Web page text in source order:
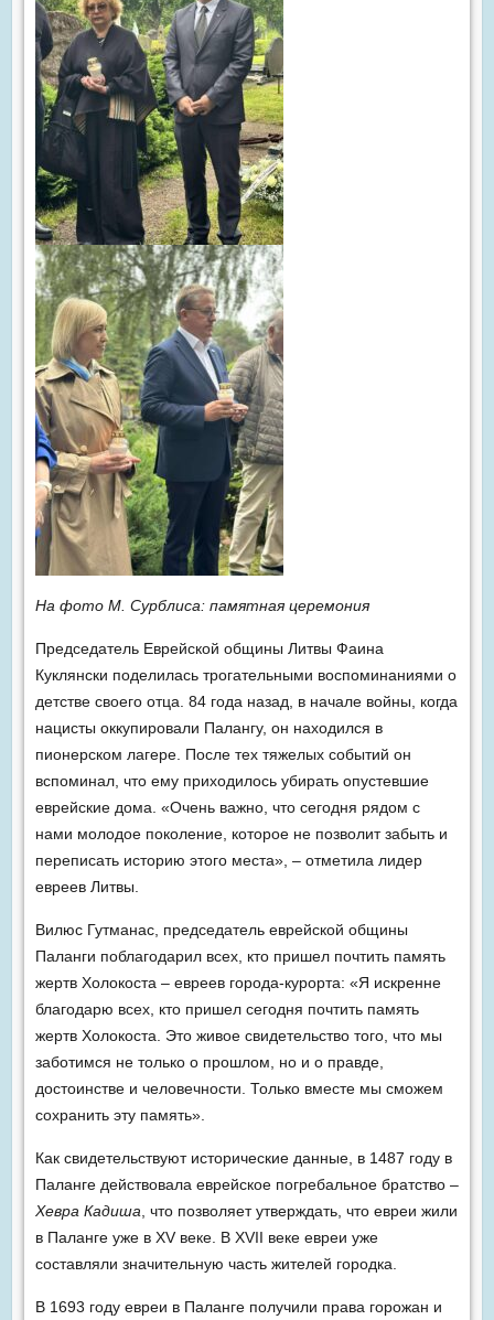
На фото М. Сурблиса: памятная церемония
Председатель Еврейской общины Литвы Фаина
Куклянски поделилась трогательными воспоминаниями о
детстве своего отца. 84 года назад, в начале войны, когда
нацисты оккупировали Палангу, он находился в
пионерском лагере. После тех тяжелых событий он
вспоминал, что ему приходилось убирать опустевшие
еврейские дома. «Очень важно, что сегодня рядом с
нами молодое поколение, которое не позволит забыть и
переписать историю этого места», – отметила лидер
евреев Литвы.
Вилюс Гутманас, председатель еврейской общины
Паланги поблагодарил всех, кто пришел почтить память
жертв Холокоста – евреев города-курорта: «Я искренне
благодарю всех, кто пришел сегодня почтить память
жертв Холокоста. Это живое свидетельство того, что мы
заботимся не только о прошлом, но и о правде,
достоинстве и человечности. Только вместе мы сможем
сохранить эту память».
Как свидетельствуют исторические данные, в 1487 году в
Паланге действовала еврейское погребальное братство –
Хевра Кадиша, что позволяет утверждать, что евреи жили
в Паланге уже в XV веке. В XVII веке евреи уже
составляли значительную часть жителей городка.
В 1693 году евреи в Паланге получили права горожан и